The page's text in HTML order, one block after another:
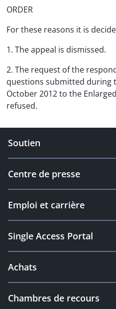
ORDER
For these reasons it is
1. The appeal is dismissed.
2. The request of the
questions submitted during
October 2012 to the
refused.
Soutien
Centre de presse
Emploi et carrière
Single Access Portal
Achats
Chambres de recours